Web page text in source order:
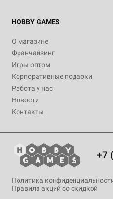
HOBBY GAMES
О магазине
Франчайзинг
Игры оптом
Корпоративные подарки
Работа у нас
Новости
Контакты
+7
Политика
Правила акций со скидкой